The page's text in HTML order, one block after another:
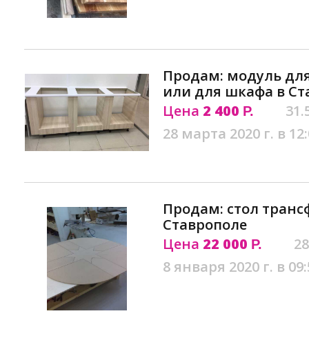
Продам: модуль
или для шкафа в
Цена 2 400 Р.
28 марта 2020 г. в
Продам: стол
Ставрополе
Цена 22 000 Р.
8 января 2020 г. в